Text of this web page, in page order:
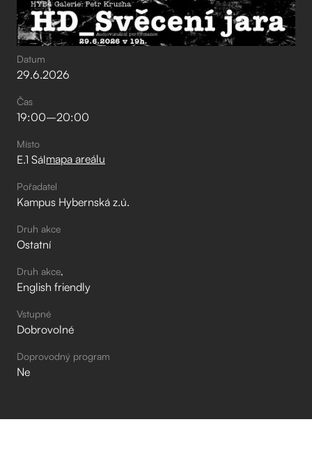
Datum
29.6.2026
Čas
19:00–⁠20:00
Místo
E.1 Sálmapa areálu
Pořadatel
Kampus Hybernská z.ú.
Druh akce
Ostatní
Druh akce
English friendly
Vstupné
Dobrovolné
Doprovodný program
Ne